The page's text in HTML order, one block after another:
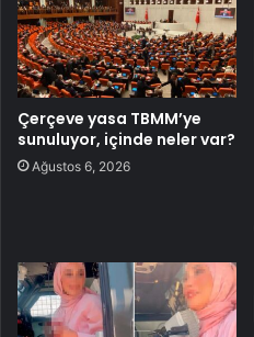
Çerçeve yasa TBMM’ye
sunuluyor, içinde neler var?
Ağustos 6, 2026